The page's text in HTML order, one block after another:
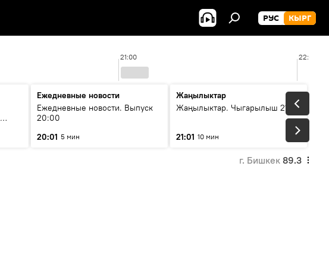
РУС КЫРГ
21:00 22:00
Ежедневные новости
Ежедневные новости. Выпуск
20:00
20:01 5 мин
Жаңылыктар
Жаңылыктар. Чыгарылыш 21:00
21:01 10 мин
г. Бишкек 89.3